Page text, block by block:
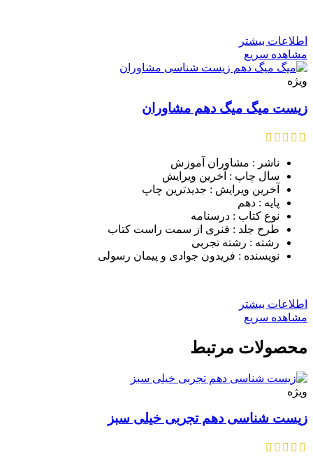
اطلاعات بیشتر
مشاهده سریع
ویژه
زیست میگ میگ دهم مشاوران
ناشر : مشاوران آموزش
سال چاپ : آخرین ویرایش
آخرین ویرایش : جدیدترین چاپ
پایه : دهم
نوع کتاب : درسنامه
طرح جلد : فنری از سمت راست کتاب
رشته : رشته تجربی
نویسنده : فریدون جوادی و پیمان رسولی
اطلاعات بیشتر
مشاهده سریع
محصولات مرتبط
ویژه
زیست شناسی دهم تجربی خیلی سبز